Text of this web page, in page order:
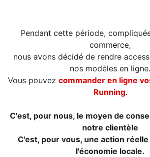
Pendant cette période,
commerce,
nous avons décidé de rendre
nos modèles en ligne.
Vous pouvez commander en ligne
Running.
C'est, pour nous, le moyen de
notre clientèle
C'est, pour vous, une action
l'économie locale.